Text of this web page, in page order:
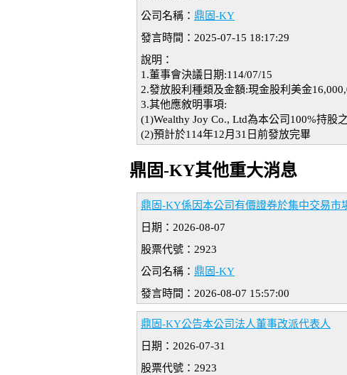
公司名稱： 鼎固-KY
發言時間：2025-07-15 18:17:29
說明：
1.董事會決議日期:114/07/15
2.發放股利種類及金額:現金股利美金
3.其他應敘明事項:
(1)Wealthy Joy Co., Ltd為本公司100%持股
(2)預計於114年12月31日前發放完畢
鼎固-KY其他重大消息
鼎固-KY係因本公司有價證券於集中交易市
日期：2026-08-07
股票代號：2923
公司名稱： 鼎固-KY
發言時間：2026-08-07 15:57:00
鼎固-KY公告本公司法人董事改派代表人
日期：2026-07-31
股票代號：2923